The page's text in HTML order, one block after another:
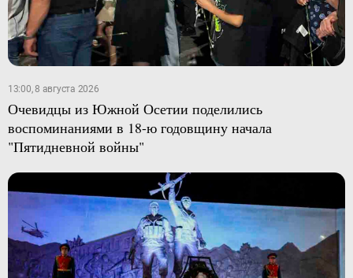
13:00, 8 августа 2026
Очевидцы из Южной Осетии поделились
воспоминаниями в 18-ю годовщину начала
"Пятидневной войны"